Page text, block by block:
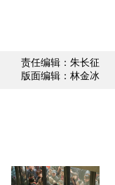
责任编辑：朱长征
版面编辑：林金冰